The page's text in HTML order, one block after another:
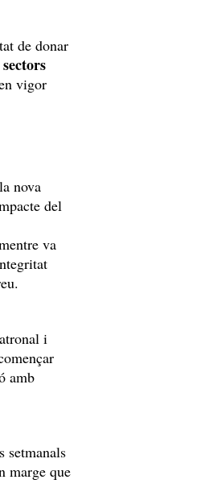
de donar
vigor
nova
del
va
i
amb
setmanals
marge que